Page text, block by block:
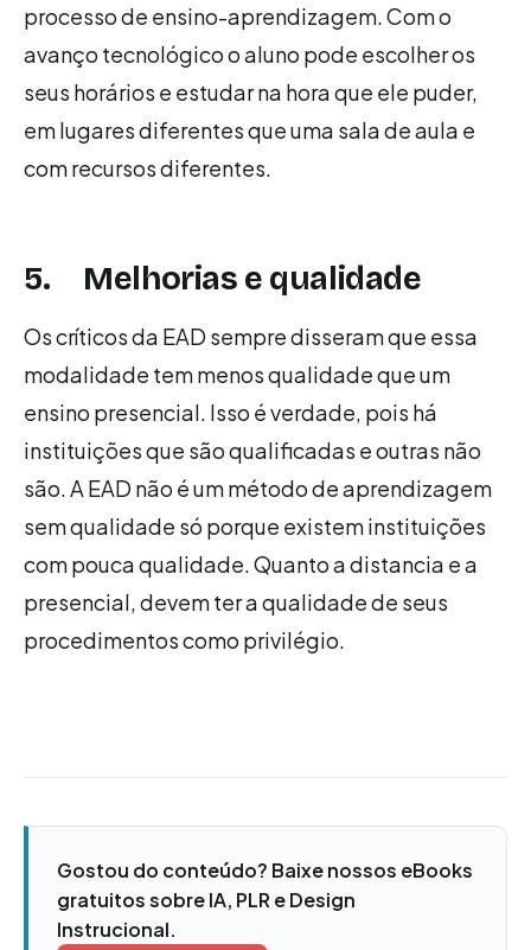
processo de ensino-aprendizagem. Com o
avanço tecnológico o aluno pode escolher os
seus horários e estudar na hora que ele puder,
em lugares diferentes que uma sala de aula e
com recursos diferentes.
5. Melhorias e qualidade
Os críticos da EAD sempre disseram que essa
modalidade tem menos qualidade que um
ensino presencial. Isso é verdade, pois há
instituições que são qualificadas e outras não
são. A EAD não é um método de aprendizagem
sem qualidade só porque existem instituições
com pouca qualidade. Quanto a distancia e a
presencial, devem ter a qualidade de seus
procedimentos como privilégio.
Gostou do conteúdo? Baixe nossos eBooks
gratuitos sobre IA, PLR e Design
Instrucional.